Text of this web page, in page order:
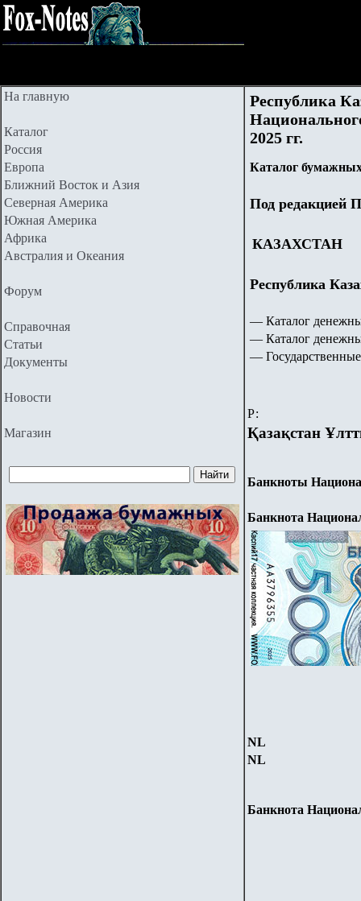
На главную
Каталог
Россия
Европа
Ближний Восток и Азия
Северная Америка
Южная Америка
Африка
Австралия и Океания
Форум
Справочная
Статьи
Документы
Новости
Магазин
Республика
2025 гг.
Каталог
Под редакцией
КАЗАХСТАН
Республика
— Каталог
— Каталог
—
Р:
Қазақстан
Банкноты
Банкнота
NL
NL
Банкнота